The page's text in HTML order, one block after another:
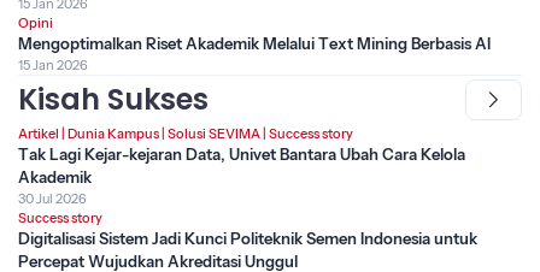
15 Jan 2026
Opini
Mengoptimalkan Riset Akademik Melalui Text Mining Berbasis AI
15 Jan 2026
Kisah Sukses
Artikel | Dunia Kampus | Solusi SEVIMA | Success story
Tak Lagi Kejar-kejaran Data, Univet Bantara Ubah Cara Kelola
Akademik
30 Jul 2026
Success story
Digitalisasi Sistem Jadi Kunci Politeknik Semen Indonesia untuk
Percepat Wujudkan Akreditasi Unggul